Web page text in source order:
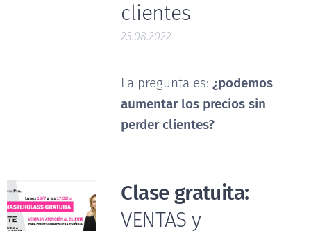
clientes
23.08.2022
La pregunta es: ¿podemos
aumentar los precios sin
perder clientes?
Clase gratuita:
VENTAS y